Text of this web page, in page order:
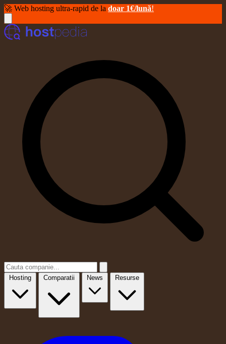
🚀 Web hosting ultra-rapid de la doar 1€/lună!
Hosting Comparatii News Resurse